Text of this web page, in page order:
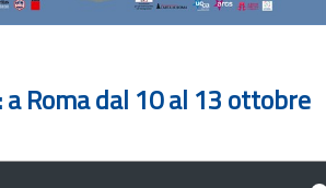
Roma dal 10 al 13 ottobre